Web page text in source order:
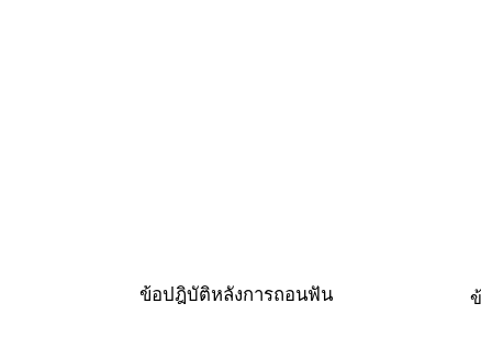
ข้อปฎิบัติหลังการถอนฟัน